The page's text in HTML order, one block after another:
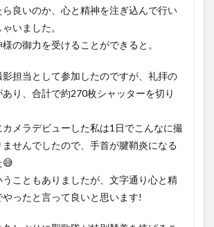
ら良いのか、心と精神を注ぎ込んで行い
いました。
の御力を受けることができると。
担当として参加したのですが、礼拝の
り、合計で約270枚シャッターを切り
カメラデビューした私は1日でこんなに撮
ませんでしたので、手首が腱鞘炎になる
😅
こともありましたが、文字通り心と精
ったと言って良いと思います!